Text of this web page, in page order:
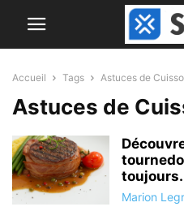
Accueil Tags Astuces de
Astuces de
Marion